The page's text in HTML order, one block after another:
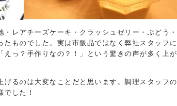
レアチーズケーキ・クラッシュゼリー・ぶどう・
ものでした。実は市販品ではなく弊社スタッフに
えっ？手作りなの？！」という驚きの声が多く上が
るのは大変なことだと思います。調理スタッフの
した！